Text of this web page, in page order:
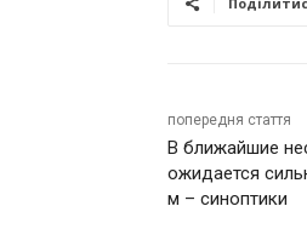
попередня стаття
В ближайшие
ожидается
м – синоптики